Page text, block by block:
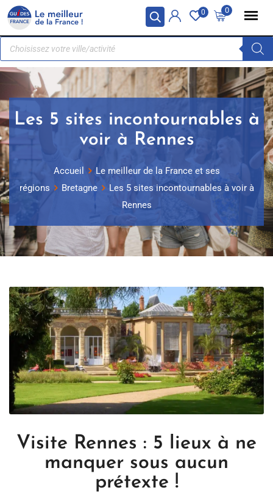
Panneau de gestion des cookies 0
0
Les 5 sites incontournables à
voir à Rennes
Accueil
Le meilleur de la France et ses
régions
Bretagne
Les 5 sites incontournables à voir à
Rennes
Visite Rennes : 5 lieux à ne
manquer sous aucun
prétexte !